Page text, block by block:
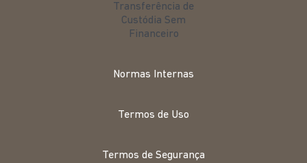
Transferência de
Custódia Sem
Financeiro
Normas Internas
Termos de Uso
Termos de Segurança